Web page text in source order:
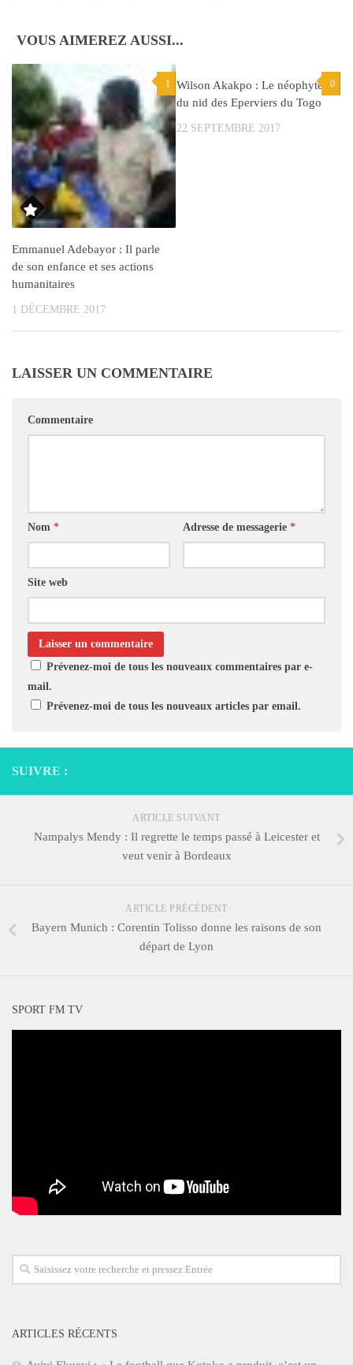
VOUS AIMEREZ AUSSI...
1
Emmanuel Adebayor : Il parle
de son enfance et ses actions
humanitaires
1 DÉCEMBRE 2017
0
Wilson Akakpo : Le néophyte
du nid des Eperviers du Togo
22 SEPTEMBRE 2017
LAISSER UN COMMENTAIRE
Commentaire
Nom * Adresse de messagerie *
Site web
Prévenez-moi de tous les nouveaux commentaires par e-
mail.
Prévenez-moi de tous les nouveaux articles par email.
SUIVRE :
ARTICLE SUIVANT
Nampalys Mendy : Il regrette le temps passé à Leicester et
veut venir à Bordeaux
ARTICLE PRÉCÉDENT
Bayern Munich : Corentin Tolisso donne les raisons de son
départ de Lyon
SPORT FM TV
ARTICLES RÉCENTS